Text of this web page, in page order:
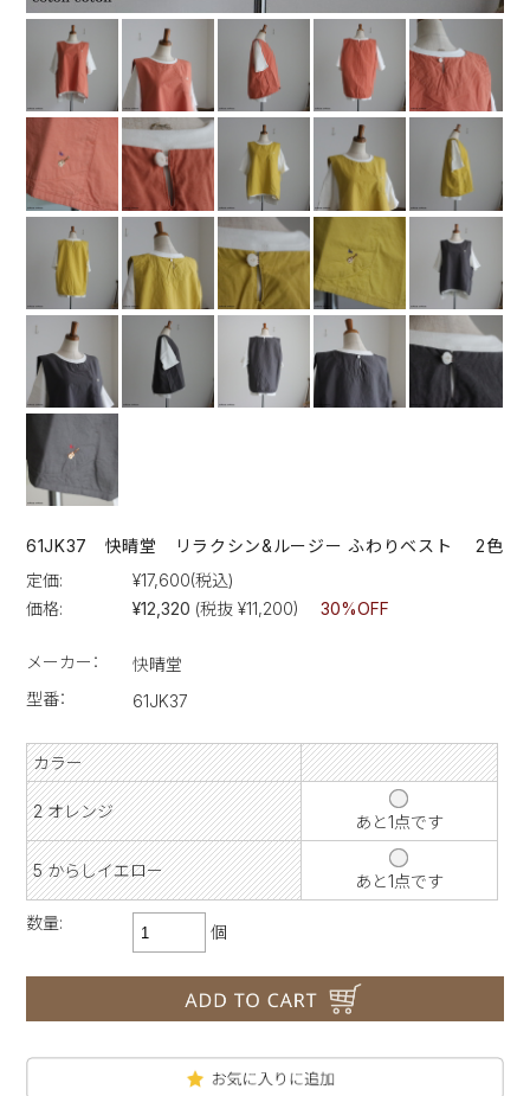
61JK37 快晴堂 リラクシン&ルージー ふわりベスト 2色
定価:
¥17,600(税込)
価格:
¥12,320 (税抜 ¥11,200) 30%OFF
メーカー：
快晴堂
型番：
61JK37
カラー
2 オレンジ
あと1点です
5 からしイエロー
あと1点です
数量: 個